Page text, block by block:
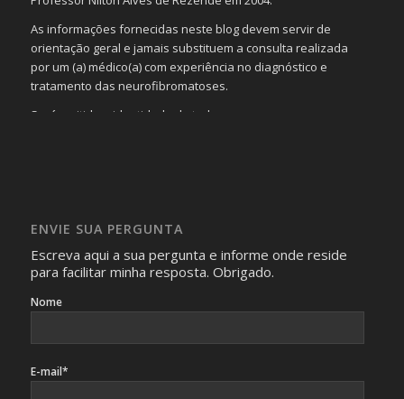
As informações fornecidas neste blog devem servir de
orientação geral e jamais substituem a consulta realizada
por um (a) médico(a) com experiência no diagnóstico e
tratamento das neurofibromatoses.
Será omitida a identidade de todas as pessoas que
identificação da pessoa fotografada.
ENVIE SUA PERGUNTA
Escreva aqui a sua pergunta e informe onde reside
para facilitar minha resposta. Obrigado.
Nome
E-mail*